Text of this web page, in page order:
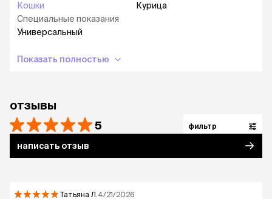
Кошки
Специальные показания
Универсальный
Курица
Показать полностью
отзывы
5 фильтр
написать отзыв
Татьяна Л. 4/21/2026